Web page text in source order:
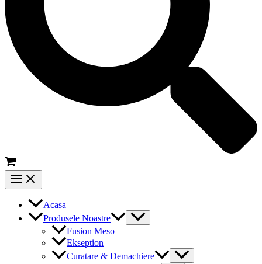
Main
Menu
Acasa
Produsele Noastre
Menu
Toggle
Fusion Meso
Ekseption
Curatare & Demachiere
Menu